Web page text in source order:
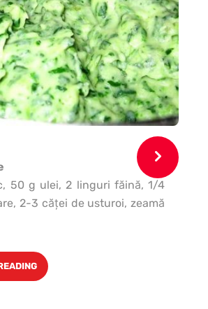
50 g ulei, 2 linguri făină, 1/4
2-3 căţei de usturoi, zeamă